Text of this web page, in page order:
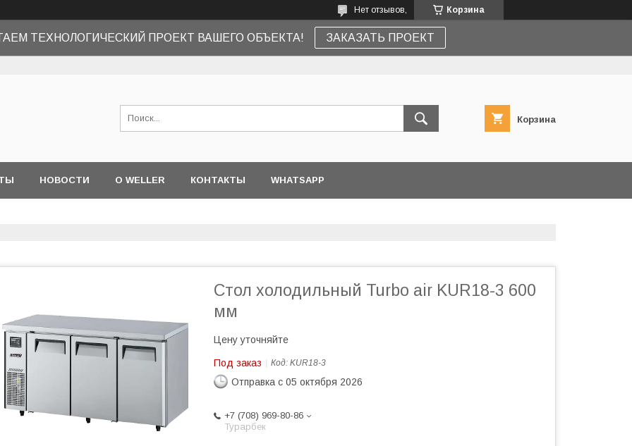
Корзина
Нет отзывов,
ТЕХНОЛОГИЧЕСКИЙ ПРОЕКТ ВАШЕГО ОБЪЕКТА! ЗАКАЗАТЬ ПРОЕКТ
Корзина
НОВОСТИ О WELLER КОНТАКТЫ WHATSAPP
Стол холодильный Turbo air KUR18-3 600
мм
Цену уточняйте
Под заказ Код: KUR18-3
Отправка с 05 октября 2026
+7 (708) 969-80-86
Турарбек